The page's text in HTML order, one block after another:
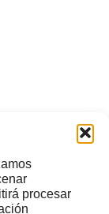
procesar